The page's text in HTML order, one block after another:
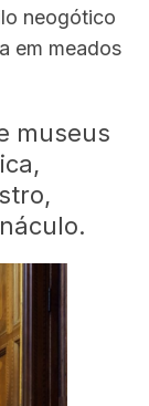
neogótico
em meados
museus